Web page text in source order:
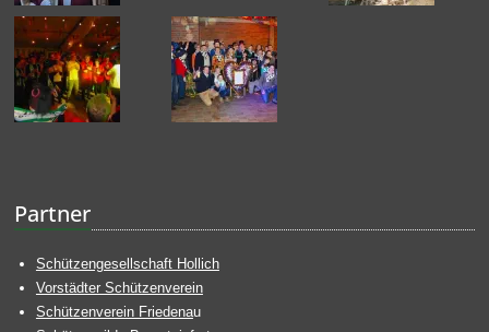
Partner
Schützengesellschaft Hollich
Vorstädter Schützenverein
Schützenverein Friedenau